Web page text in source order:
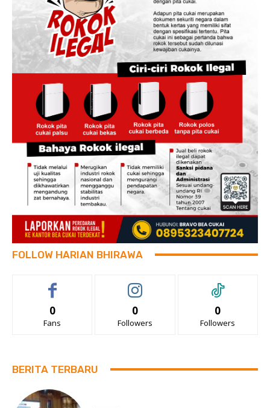
FOLLOW HARIAN BHIRAWA
0
Fans
0
Followers
0
Followers
BERITA TERBARU